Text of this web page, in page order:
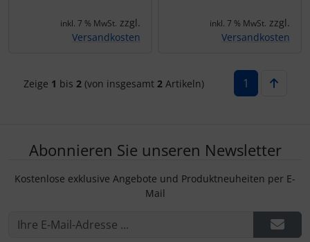
inkl. 7 % MwSt. zzgl.
Versandkosten
inkl. 7 % MwSt. zzgl.
Versandkosten
Zeige 1 bis 2(von insgesamt 2Artikeln) 1
Abonnieren Sie unseren Newsletter
Kostenlose exklusive Angebote und Produktneuheiten per E-
Mail
Instrumente
Reifen, Schläuche und Co.
Sauerstoff, Gas und Feuer
Schlüsselanhänger
Thermikhüte
3D Reliefkarten